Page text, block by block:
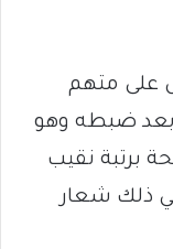
على متهم
بعد ضبطه وهو
برتبة نقيب
ذلك شعار